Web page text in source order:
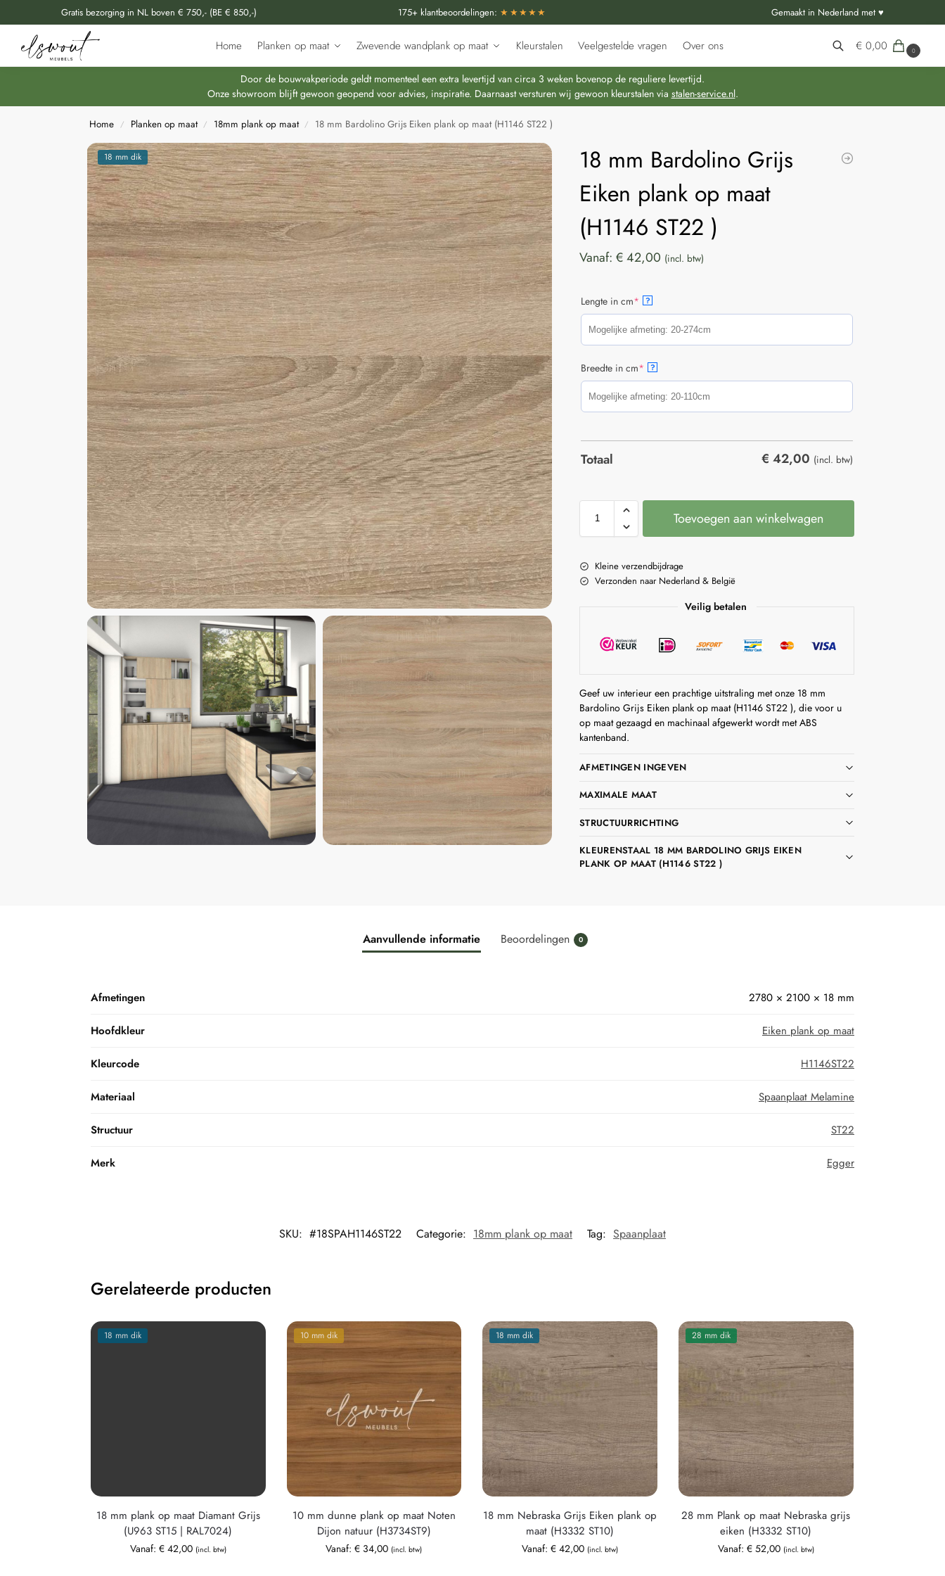
Gratis bezorging in NL boven € 750,- (BE € 850,-) 175+ klantbeoordelingen: ★★★★★ Gemaakt in Nederland met ♥
Home Planken op maat Zwevende wandplank op maat Kleurstalen Veelgestelde vragen Over ons
Doorzoek al onze producten
€ 0,00 0
Door de bouwvakperiode geldt momenteel een extra levertijd van circa 3 weken bovenop de reguliere levertijd.
Onze showroom blijft gewoon geopend voor advies, inspiratie. Daarnaast versturen wij gewoon kleurstalen via stalen-service.nl.
Home / Planken op maat / 18mm plank op maat / 18 mm Bardolino Grijs Eiken plank op maat (H1146 ST22 )
18 mm dik
18 mm Bardolino Grijs
Eiken plank op maat
(H1146 ST22 )
Vanaf:€42,00 (incl. btw)
Lengte in cm* ?
Breedte in cm* ?
Totaal € 42,00 (incl. btw)
Toevoegen aan winkelwagen
Kleine verzendbijdrage
Verzonden naar Nederland & België
Veilig betalen
Geef uw interieur een prachtige uitstraling met onze 18 mm
Bardolino Grijs Eiken plank op maat (H1146 ST22 ), die voor u
op maat gezaagd en machinaal afgewerkt wordt met ABS
kantenband.
AFMETINGEN INGEVEN
MAXIMALE MAAT
STRUCTUURRICHTING
KLEURENSTAAL 18 MM BARDOLINO GRIJS EIKEN
PLANK OP MAAT (H1146 ST22 )
Aanvullende informatie Beoordelingen 0
Afmetingen 2780 × 2100 × 18 mm
Hoofdkleur Eiken plank op maat
Kleurcode H1146ST22
Materiaal Spaanplaat Melamine
Structuur ST22
Merk Egger
SKU: #18SPAH1146ST22 Categorie: 18mm plank op maat Tag: Spaanplaat
Gerelateerde producten
18 mm dik
18 mm plank op maat Diamant Grijs
(U963 ST15 | RAL7024)
Vanaf: €42,00 (incl. btw)
10 mm dik
10 mm dunne plank op maat Noten
Dijon natuur (H3734ST9)
Vanaf:€ 34,00 (incl. btw)
18 mm dik
18 mm Nebraska Grijs Eiken plank op
maat (H3332 ST10)
Vanaf:€ 42,00 (incl. btw)
28 mm dik
28 mm Plank op maat Nebraska grijs
eiken (H3332 ST10)
Vanaf: €52,00 (incl. btw)